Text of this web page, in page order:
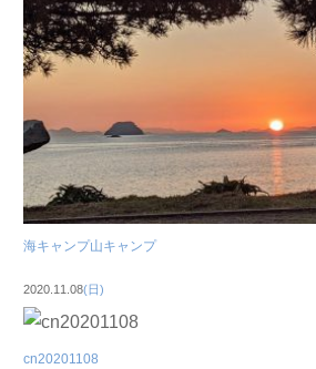
海キャンプ山キャンプ
2020.11.08(日)
cn20201108